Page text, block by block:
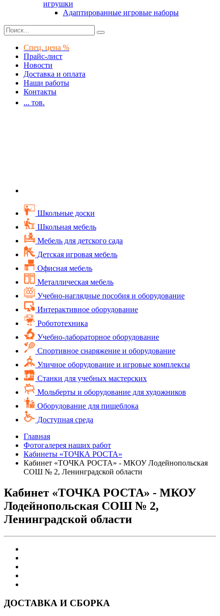
игрушки
Адаптированные игровые наборы
Спец. цена %
Прайс-лист
Новости
Доставка и оплата
Наши работы
Контакты
... тов.
Школьные доски
Школьная мебель
Мебель для детского сада
Детская игровая мебель
Офисная мебель
Металлическая мебель
Учебно-наглядные пособия и оборудование
Интерактивное оборудование
Робототехника
Учебно-лабораторное оборудование
Спортивное снаряжение и оборудование
Уличное оборудование и игровые комплексы
Cтанки для учебных мастерских
Мольберты и оборудование для художников
Оборудование для пищеблока
Доступная среда
Главная
Фотогалерея наших работ
Кабинеты «ТОЧКА РОСТА»
Кабинет «ТОЧКА РОСТА» - МКОУ Лодейнопольская
СОШ № 2, Ленинградской области
Кабинет «ТОЧКА РОСТА» - МКОУ
Лодейнопольская СОШ № 2,
Ленинградской области
ДОСТАВКА И СБОРКА